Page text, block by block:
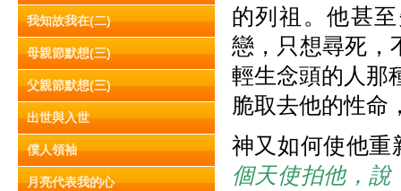
我知故我在(二)
母親節默想(三)
父親節默想(三)
出世與入世
僕人領袖
月亮代表我的心
的列祖。他甚
戀，只想尋死，
輕生念頭的人那
脆取去他的性命
神又如何使他重
個天使拍他，